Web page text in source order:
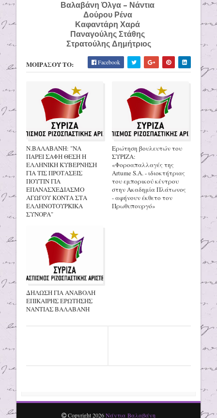
Βαλαβάνη Όλγα – Νάντια
Δούρου Ρένα
Καφαντάρη Χαρά
Παναγούλης Στάθης
Στρατούλης Δημήτριος
ΜΟΙΡΑΣΟΥ ΤΟ: Facebook
Ν.ΒΑΛΑΒΑΝΗ: "ΝΑ
ΠΑΡΕΙ ΣΑΦΗ ΘΕΣΗ Η
ΕΛΛΗΝΙΚΗ ΚΥΒΕΡΝΗΣΗ
ΓΙΑ ΤΙΣ ΠΡΟΤΑΣΕΙΣ
ΠΟΥΤΙΝ ΓΙΑ
ΕΠΑΝΑΣΧΕΔΙΑΣΜΟ
ΑΓΩΓΟΥ ΚΟΝΤΑ ΣΤΑ
ΕΛΛΗΝΟΤΟΥΡΚΙΚΑ
ΣΥΝΟΡΑ"
Ερώτηση βουλευτών του
ΣΥΡΙΖΑ:
«Φοροαπαλλαγές της
Artume S.A. - ιδιοκτήτριας
του εμπορικού κέντρου
στην Ακαδημία Πλάτωνος
- αφήνουν έκθετο τον
Πρωθυπουργό»
ΔΗΛΩΣΗ ΓΙΑ ΑΝΑΒΟΛΗ
ΕΠΙΚΑΙΡΗΣ ΕΡΩΤΗΣΗΣ
ΝΑΝΤΙΑΣ ΒΑΛΑΒΑΝΗ
Copyright2026Νάντια Βαλαβάνη